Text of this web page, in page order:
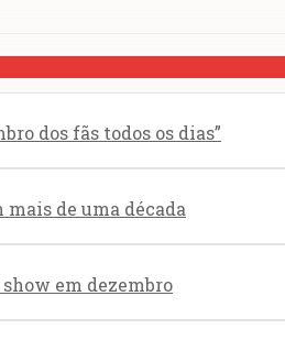
dos fãs todos os dias”
de uma década
show em dezembro